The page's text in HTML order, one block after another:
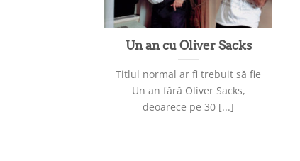
Un an cu Oliver Sacks
Titlul normal ar fi trebuit să fie
Un an fără Oliver Sacks,
deoarece pe 30 [...]